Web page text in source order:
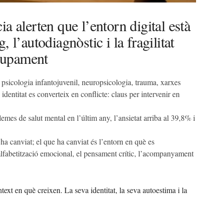
alerten que l’entorn digital està
l’autodiagnòstic i la fragilitat
infantojuvenil, neuropsicologia, trauma, xarxes
es converteix en conflicte: claus per intervenir en
de salut mental en l’últim any, l’ansietat arriba al 39,8% i
canviat; el que ha canviat és l’entorn en què es
emocional, el pensament crític, l’acompanyament
en què creixen. La seva identitat, la seva autoestima i la